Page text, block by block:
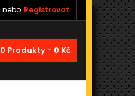
nebo Registrovat
0 Produkty - 0 Kč